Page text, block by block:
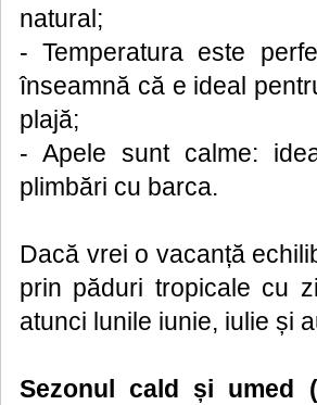
natural;
- Temperatura este
înseamnă că e ideal
plajă;
- Apele sunt calme:
plimbări cu barca.
Dacă vrei o vacanță
prin păduri tropicale cu
atunci lunile iunie, iulie și
Sezonul cald și umed